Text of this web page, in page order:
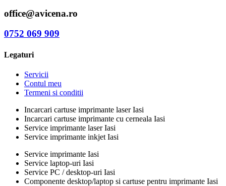
office@avicena.ro
0752 069 909
Legaturi
Servicii
Contul meu
Termeni si conditii
Incarcari cartuse imprimante laser Iasi
Incarcari cartuse imprimante cu cerneala Iasi
Service imprimante laser Iasi
Service imprimante inkjet Iasi
Service imprimante Iasi
Service laptop-uri Iasi
Service PC / desktop-uri Iasi
Componente desktop/laptop si cartuse pentru imprimante Iasi